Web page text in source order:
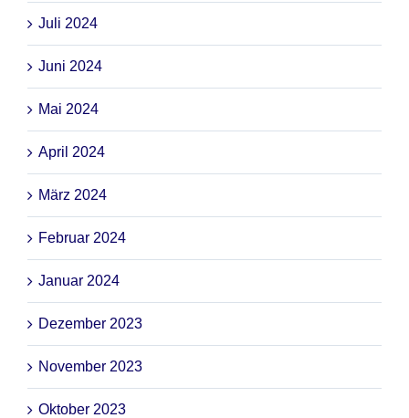
Juli 2024
Juni 2024
Mai 2024
April 2024
März 2024
Februar 2024
Januar 2024
Dezember 2023
November 2023
Oktober 2023